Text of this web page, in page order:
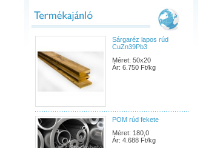
Sárgaréz lapos rúd
CuZn39Pb3
Méret: 50x20
Ár: 6.750 Ft/kg
POM rúd fekete
Méret: 180,0
Ár: 4.688 Ft/kg